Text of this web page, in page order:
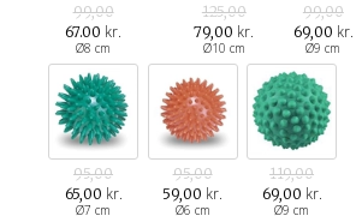
99,00
67.00 kr.
Ø8 cm
125,00
79,00 kr.
Ø10 cm
99,00
69,00 kr.
Ø9 cm
95,00
65,00 kr.
Ø7 cm
95,00
59,00 kr.
Ø6 cm
119,00
69,00 kr.
Ø9 cm